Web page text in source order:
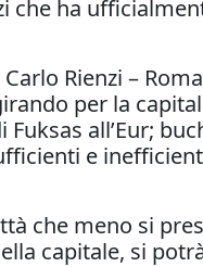
che ha
Rienzi –
per la
all’Eur;
e
che meno si
capitale, si